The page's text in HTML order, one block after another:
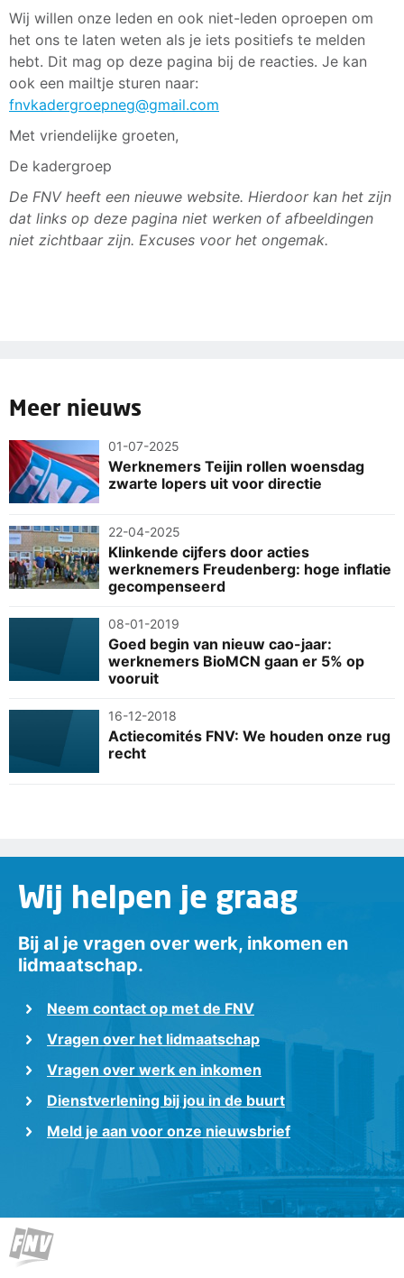
Wij willen onze leden en ook niet-leden oproepen om
het ons te laten weten als je iets positiefs te melden
hebt. Dit mag op deze pagina bij de reacties. Je kan
ook een mailtje sturen naar:
fnvkadergroepneg@gmail.com
Met vriendelijke groeten,
De kadergroep
De FNV heeft een nieuwe website. Hierdoor kan het zijn
dat links op deze pagina niet werken of afbeeldingen
niet zichtbaar zijn. Excuses voor het ongemak.
Meer nieuws
01-07-2025
Werknemers Teijin rollen woensdag
zwarte lopers uit voor directie
22-04-2025
Klinkende cijfers door acties
werknemers Freudenberg: hoge inflatie
gecompenseerd
08-01-2019
Goed begin van nieuw cao-jaar:
werknemers BioMCN gaan er 5% op
vooruit
16-12-2018
Actiecomités FNV: We houden onze rug
recht
Wij helpen je graag
Bij al je vragen over werk, inkomen en
lidmaatschap.
Neem contact op met de FNV
Vragen over het lidmaatschap
Vragen over werk en inkomen
Dienstverlening bij jou in de buurt
Meld je aan voor onze nieuwsbrief